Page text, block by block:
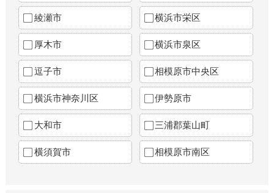
綾瀬市 横浜市栄区
厚木市 横浜市泉区
逗子市 相模原市中央区
横浜市神奈川区 伊勢原市
大和市 三浦郡葉山町
横須賀市 相模原市南区